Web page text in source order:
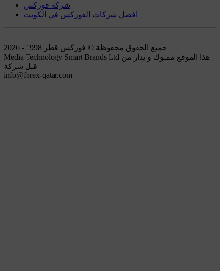
شركة فوركس
افضل شركات الفوركس في الكويت
جميع الحقوق محفوظة © فوركس قطر 1998 - 2026
Media Technology Smart Brands Ltd هذا الموقع مملوك و يدار من
قبل شركة
info@forex-qatar.com